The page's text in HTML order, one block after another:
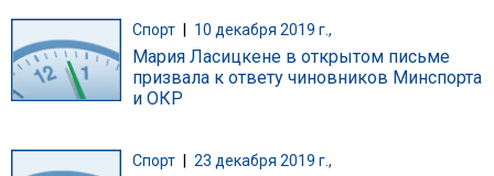
Спорт 10 декабря 2019 г.,
Мария Ласицкене в открытом письме
призвала к ответу чиновников Минспорта
и ОКР
Спорт 23 декабря 2019 г.,